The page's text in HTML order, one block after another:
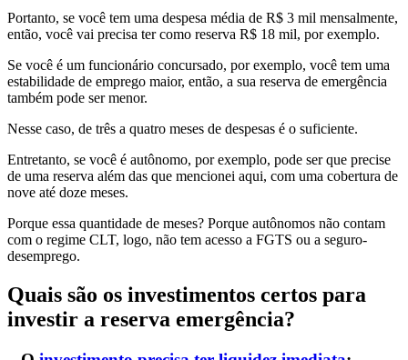
Portanto, se você tem uma despesa média de R$ 3 mil mensalmente,
então, você vai precisa ter como reserva R$ 18 mil, por exemplo.
Se você é um funcionário concursado, por exemplo, você tem uma
estabilidade de emprego maior, então, a sua reserva de emergência
também pode ser menor.
Nesse caso, de três a quatro meses de despesas é o suficiente.
Entretanto, se você é autônomo, por exemplo, pode ser que precise
de uma reserva além das que mencionei aqui, com uma cobertura de
nove até doze meses.
Porque essa quantidade de meses? Porque autônomos não contam
com o regime CLT, logo, não tem acesso a FGTS ou a seguro-
desemprego.
Quais são os investimentos certos para
investir a reserva emergência?